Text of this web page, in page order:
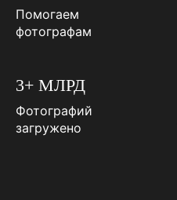
Помогаем
фотографам
3+ МЛРД
Фотографий
загружено